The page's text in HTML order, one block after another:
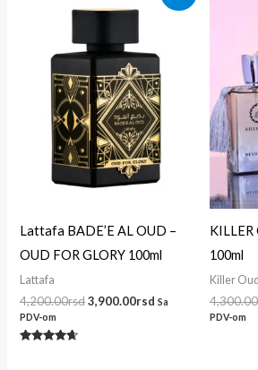
Lattafa BADE’E AL OUD –
OUD FOR GLORY 100ml
Lattafa
4,200.00rsd
je
4,200.00rsd.
3,900.00rsd Sa
PDV-om
100ml
Killer Oud
4,300.00
PDV-om